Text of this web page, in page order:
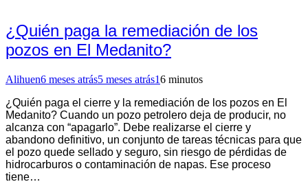
¿Quién paga la remediación de los
pozos en El Medanito?
Alihuen6 meses atrás5 meses atrás16 minutos
¿Quién paga el cierre y la remediación de los pozos en El
Medanito? Cuando un pozo petrolero deja de producir, no
alcanza con “apagarlo”. Debe realizarse el cierre y
abandono definitivo, un conjunto de tareas técnicas para que
el pozo quede sellado y seguro, sin riesgo de pérdidas de
hidrocarburos o contaminación de napas. Ese proceso
tiene…